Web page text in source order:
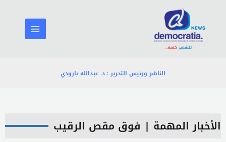
المحتوى
الناشر ورئيس التحرير : د. عبدالله بارودي
الأخبار المهمة | فوق مقص الرقيب